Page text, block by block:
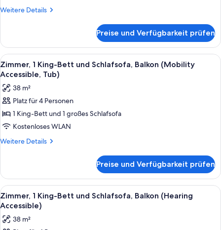
Weitere Details
Weitere
2 Schlafzimmer,
Balkon
Preise und Verfügbarkeit prüfen
Alle
Fotos
für
Zimmer,
1 King-
Bett
und
Schlafsofa,
Accessible,
Tub)
anzeigen
Ein Hotelzimmer mit einem großen
5
Zimmer, 1 King-Bett und Schlafsofa, Balkon (Mobility
Accessible, Tub)
38 m²
Platz für 4 Personen
1 King-Bett und 1 großes Schlafsofa
Kostenloses WLAN
Weitere Details
Weitere
1 King-
Bett
und
Schlafsofa,
(Mobility
Preise und Verfügbarkeit prüfen
Alle
Fotos
für
Zimmer,
Ein Hotelzimmer mit einem großen
6
Zimmer, 1 King-Bett und Schlafsofa, Balkon (Hearing
Accessible)
38 m²